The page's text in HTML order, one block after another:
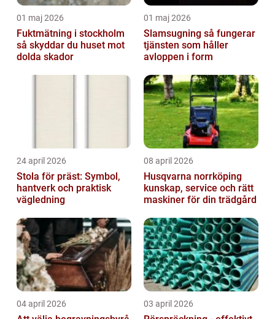
01 maj 2026
Fuktmätning i stockholm
så skyddar du huset mot
dolda skador
01 maj 2026
Slamsugning så fungerar
tjänsten som håller
avloppen i form
24 april 2026
Stola för präst: Symbol,
hantverk och praktisk
vägledning
08 april 2026
Husqvarna norrköping
kunskap, service och rätt
maskiner för din trädgård
04 april 2026 03 april 2026